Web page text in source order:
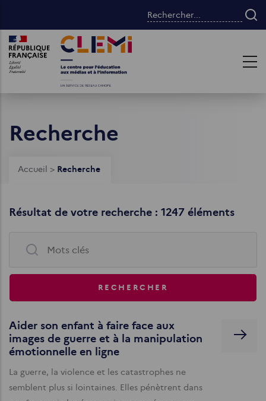
contenu
principal
Rechercher...
Images Images
Recherche
Fil
Accueil > Recherche
Résultat de votre recherche : 1247 éléments
Aider son enfant à faire face aux
images de guerre et à la manipulation
émotionnelle en ligne
La guerre, la violence et les catastrophes ne
semblent plus si lointaines. Elles pénètrent dans